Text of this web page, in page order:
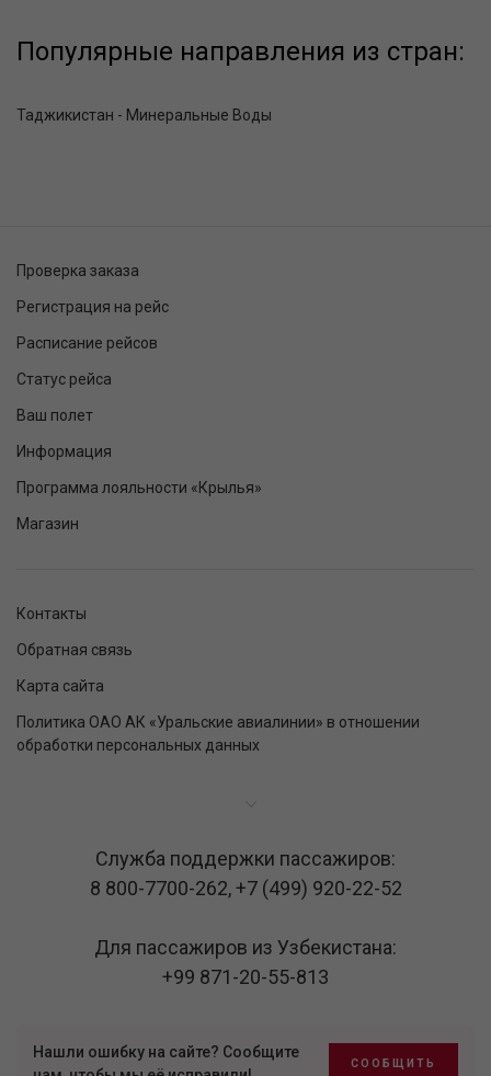
Популярные направления из стран:
Таджикистан - Минеральные Воды
Проверка заказа
Регистрация на рейс
Расписание рейсов
Статус рейса
Ваш полет
Информация
Программа лояльности «Крылья»
Магазин
Контакты
Обратная связь
Карта сайта
Политика ОАО АК «Уральские авиалинии» в отношении
обработки персональных данных
Служба поддержки пассажиров:
8 800-7700-262,+7 (499) 920-22-52
Для пассажиров из Узбекистана:
+99 871-20-55-813
Нашли ошибку на сайте? Сообщите
СООБЩИТЬ